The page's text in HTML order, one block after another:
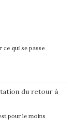
ce qui se passe
du retour à
pour le moins